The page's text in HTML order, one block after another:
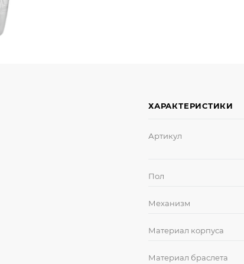
ХАРАКТЕРИСТИКИ
Артикул
Пол
Механизм
Материал корпуса
Материал браслета